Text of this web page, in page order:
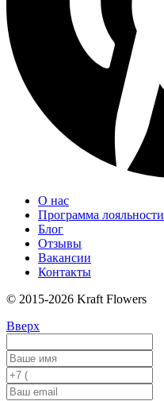
О нас
Программа лояльности
Блог
Отзывы
Вакансии
Контакты
© 2015-2026 Kraft Flowers
Вверх